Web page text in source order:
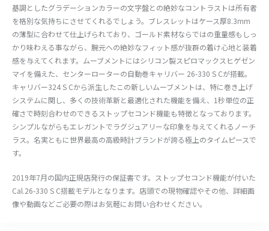
基調としたグラデーションカラーの文字盤との絶妙なコントラストは所有者
を格別な気持ちにさせてくれるでしょう。ブレスレットはケース厚8.3mm
の薄型に合わせて仕上げられており、ゴールド素材ならではの重量感もしっ
かり味わえる事ながら、腕元への絶妙なフィット感が抜群の着け心地と装着
感を与えてくれます。ムーブメントにはシリコン製スピロマックスヒゲゼン
マイを備えた、センターローターの自動巻キャリバー 26-330 S Cが搭載。
キャリバー324 S Cから派生したこの新しいムーブメントは、特に巻き上げ
システムに関し、多くの技術革新と最適化された機能を備え、1秒単位の正
確さで時刻合わせのできるストップセコンド機能も特徴となっております。
シンプルながらもエレガントでラグジュアリーな印象を与えてくれるノーチ
ラス。名実ともに世界最高の高級時計ブランドが誇る極上のタイムピースで
す。
2019年7月の国内正規店発行の保証書です。ストップセコンド機能が付いた
Cal.26-330 S C搭載モデルとなります。店頭での現物確認やその他、詳細画
像や動画などご必要の際はお気軽にお問い合わせください。